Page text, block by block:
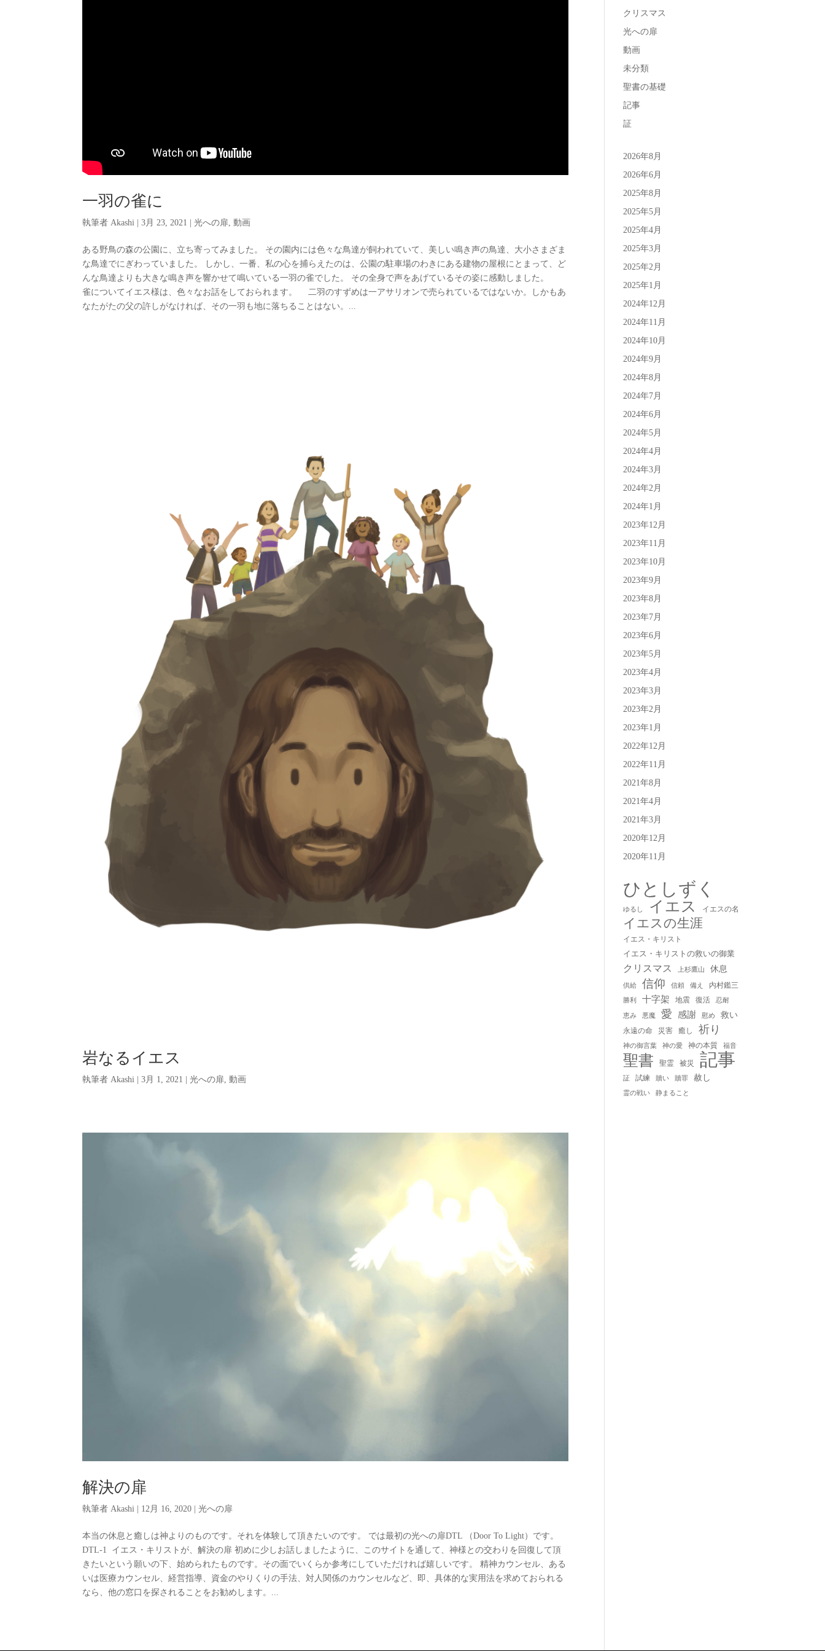
一羽の雀に
執筆者 Akashi |3月 23, 2021 |光への扉 ,動画
ある野鳥の森の公園に、立ち寄ってみました。 その園内には色々な鳥達が飼われていて、美しい鳴き声の鳥達、大小さまざま
な鳥達でにぎわっていました。 しかし、一番、私の心を捕らえたのは、公園の駐車場のわきにある建物の屋根にとまって、ど
んな鳥達よりも大きな鳴き声を響かせて鳴いている一羽の雀でした。 その全身で声をあげているその姿に感動しました。
雀についてイエス様は、色々なお話をしておられます。 二羽のすずめは一アサリオンで売られているではないか。しかもあ
なたがたの父の許しがなければ、その一羽も地に落ちることはない。...
岩なるイエス
執筆者Akashi |3月 1, 2021 |光への扉,動画
解決の扉
執筆者Akashi 12月 16, 2020 |光への扉
本当の休息と癒しは神よりのものです。それを体験して頂きたいのです。 では最初の光への扉DTL （Door To Light）です。
DTL-1 イエス・キリストが、解決の扉 初めに少しお話しましたように、このサイトを通して、神様との交わりを回復して頂
きたいという願いの下、始められたものです。その面でいくらか参考にしていただければ嬉しいです。 精神カウンセル、ある
いは医療カウンセル、経営指導、資金のやりくりの手法、対人関係のカウンセルなど、即、具体的な実用法を求めておられる
なら、他の窓口を探されることをお勧めします。...
クリスマス
光への扉
動画
未分類
聖書の基礎
記事
証
2026年8月
2026年6月
2025年8月
2025年5月
2025年4月
2025年3月
2025年2月
2025年1月
2024年12月
2024年11月
2024年10月
2024年9月
2024年8月
2024年7月
2024年6月
2024年5月
2024年4月
2024年3月
2024年2月
2024年1月
2023年12月
2023年11月
2023年10月
2023年9月
2023年8月
2023年7月
2023年6月
2023年5月
2023年4月
2023年3月
2023年2月
2023年1月
2022年12月
2022年11月
2021年8月
2021年4月
2021年3月
2020年12月
2020年11月
ひとしずく
ゆるし イエス イエスの名
イエスの生涯
イエス・キリスト
イエス・キリストの救いの御業
クリスマス 上杉鷹山 休息
供給 信仰 信頼 備え 内村鑑三
勝利 十字架 地震 復活 忍耐
恵み 悪魔 愛 感謝 慰め 救い
永遠の命 災害 癒し 祈り
神の御言葉 神の愛 神の本質 福音
聖書 聖霊 被災 記事
証 試練 贖い 贖罪 赦し
霊の戦い 静まること